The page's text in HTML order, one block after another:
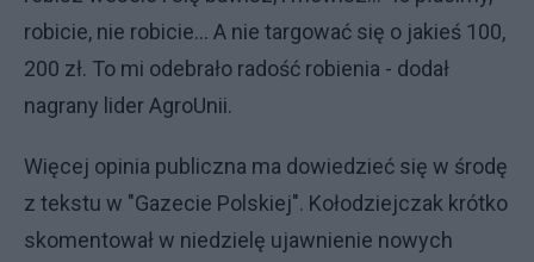
robicie, nie robicie… A nie targować się o jakieś 100,
200 zł. To mi odebrało radość robienia - dodał
nagrany lider AgroUnii.
Więcej opinia publiczna ma dowiedzieć się w środę
z tekstu w "Gazecie Polskiej". Kołodziejczak krótko
skomentował w niedzielę ujawnienie nowych